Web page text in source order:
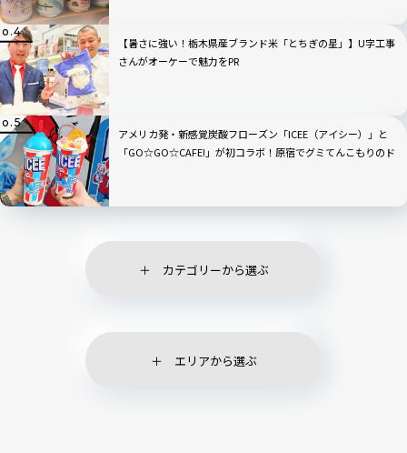
【暑さに強い！栃木県産ブランド米「とちぎの星」】U字工事
さんがオーケーで魅力をPR
アメリカ発・新感覚炭酸フローズン「ICEE（アイシー）」と
「GO☆GO☆CAFE!」が初コラボ！原宿でグミてんこもりのド
カテゴリーから選ぶ
エリアから選ぶ